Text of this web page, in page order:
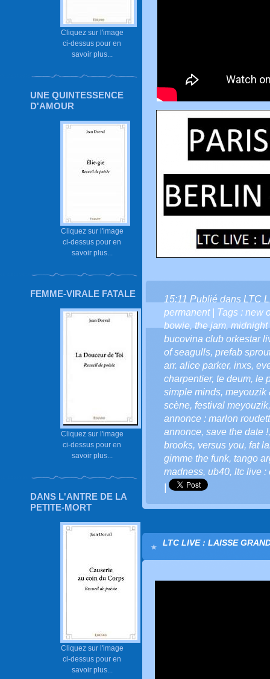
Cliquez sur l'image
ci-dessus pour en
savoir plus...
UNE QUINTESSENCE
D'AMOUR
Cliquez sur l'image
ci-dessus pour en
savoir plus...
FEMME-VIRALE FATALE
Cliquez sur l'image
ci-dessus pour en
savoir plus...
DANS L'ANTRE DE LA
PETITE-MORT
Cliquez sur l'image
ci-dessus pour en
savoir plus...
15:11 Publié dans LTC
permanent| Tags : new
bowie,the jam,midnight
bucovina club orkestar
of seagulls, prefab
arr. alice parker, inxs,
charpentier, te deum, le
simple minds, meyouzik
scène, festival meyouzik
annonce : marlon
annonce, save the date !
brooks, versus you, fat
gimme the funk, tango
madness, ub40, ltc live :
LTC LIVE : LAISSE